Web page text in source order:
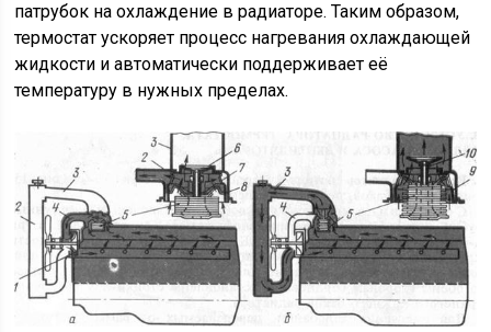
патрубок на охлаждение в радиаторе. Таким образом,
термостат ускоряет процесс нагревания охлаждающей
жидкости и автоматически поддерживает её
температуру в нужных пределах.